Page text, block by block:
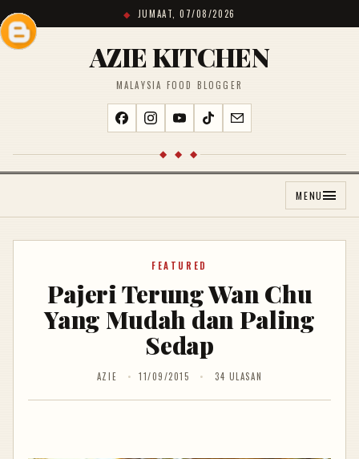
JUMAAT, 07/08/2026
AZIE KITCHEN
MALAYSIA FOOD BLOGGER
◆ ◆ ◆
MENU
FEATURED
Pajeri Terung Wan Chu
Yang Mudah dan Paling
Sedap
AZIE 11/09/2015 34 ULASAN